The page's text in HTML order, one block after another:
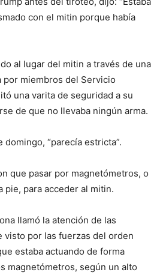
con el mitin porque había
al lugar del mitin a través de una
por miembros del Servicio
una varita de seguridad a su
de que no llevaba ningún arma.
domingo, “parecía estricta”.
que pasar por magnetómetros, o
pie, para acceder al mitin.
llamó la atención de las
visto por las fuerzas del orden
estaba actuando de forma
magnetómetros, según un alto